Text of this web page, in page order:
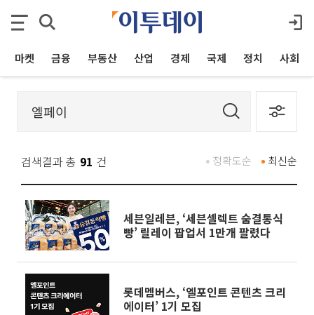
마켓 금융 부동산 산업 경제 국제 정치 사회
검색결과 총 91 건 최신순
정확도순
세븐일레븐, ‘세븐셀렉트 숨결통식
빵’ 릴레이 팝업서 1만개 팔렸다
롯데멤버스, ‘엘포인트 콘텐츠 크리
에이터’ 1기 모집